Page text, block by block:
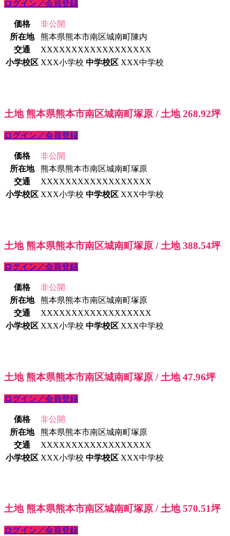
ログイン／会員登録
価格
非公開
所在地
熊本県熊本市南区城南町陳内
交通
XXXXXXXXXXXXXXXXXX
小学校区 XXX小学校 中学校区 XXX中学校
土地 熊本県熊本市南区城南町塚原 / 土地 268.92坪
ログイン／会員登録
価格
非公開
所在地
熊本県熊本市南区城南町塚原
交通
XXXXXXXXXXXXXXXXXX
小学校区 XXX小学校 中学校区 XXX中学校
土地 熊本県熊本市南区城南町塚原 / 土地 388.54坪
ログイン／会員登録
価格
非公開
所在地
熊本県熊本市南区城南町塚原
交通
XXXXXXXXXXXXXXXXXX
小学校区 XXX小学校 中学校区 XXX中学校
土地 熊本県熊本市南区城南町塚原 / 土地 47.96坪
ログイン／会員登録
価格
非公開
所在地
熊本県熊本市南区城南町塚原
交通
XXXXXXXXXXXXXXXXXX
小学校区 XXX小学校 中学校区 XXX中学校
土地 熊本県熊本市南区城南町塚原 / 土地 570.51坪
ログイン／会員登録